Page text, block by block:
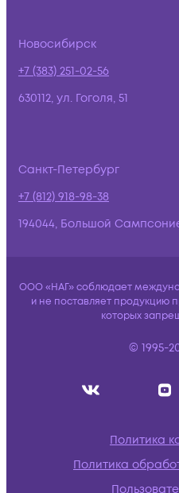
Новосибирск
+7 (383) 251-02-56
630112, ул. Гоголя, 51
Санкт-Петербург
+7 (812) 918-98-38
194044, Большой
ООО «НАГ» соблюдает
и не поставляет продукцию
которых
© 1995-
Политика
Политика